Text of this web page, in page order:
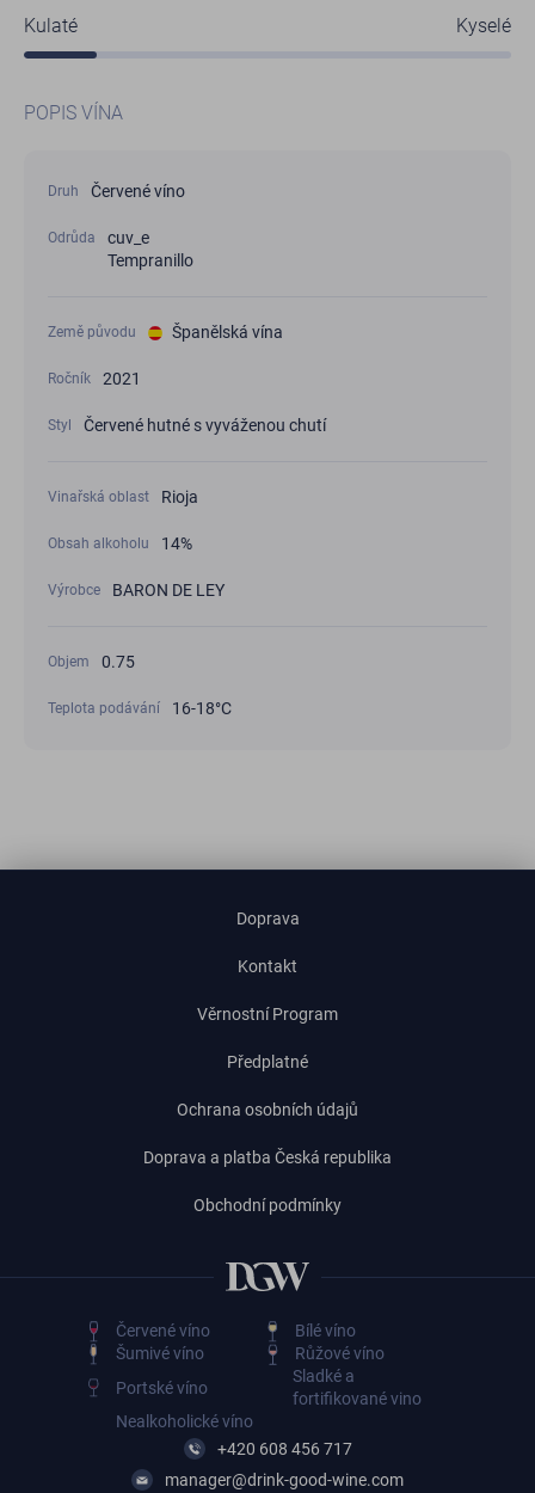
Kulaté Kyselé
POPIS VÍNA
Druh Červené víno
Odrůda
cuv_e
Tempranillo
Země původu Španělská vína
Ročník 2021
Styl Červené hutné s vyváženou chutí
Vinařská oblast Rioja
Obsah alkoholu 14%
Výrobce BARON DE LEY
Objem 0.75
Teplota podávání 16-18°С
Doprava
Kontakt
Věrnostní Program
Předplatné
Ochrana osobních údajů
Doprava a platba Česká republika
Obchodní podmínky
Červené víno
Bílé víno
Šumivé víno
Růžové víno
Portské víno
Sladké a
fortifikované vino
Nealkoholické víno
+420 608 456 717
manager@drink-good-wine.com